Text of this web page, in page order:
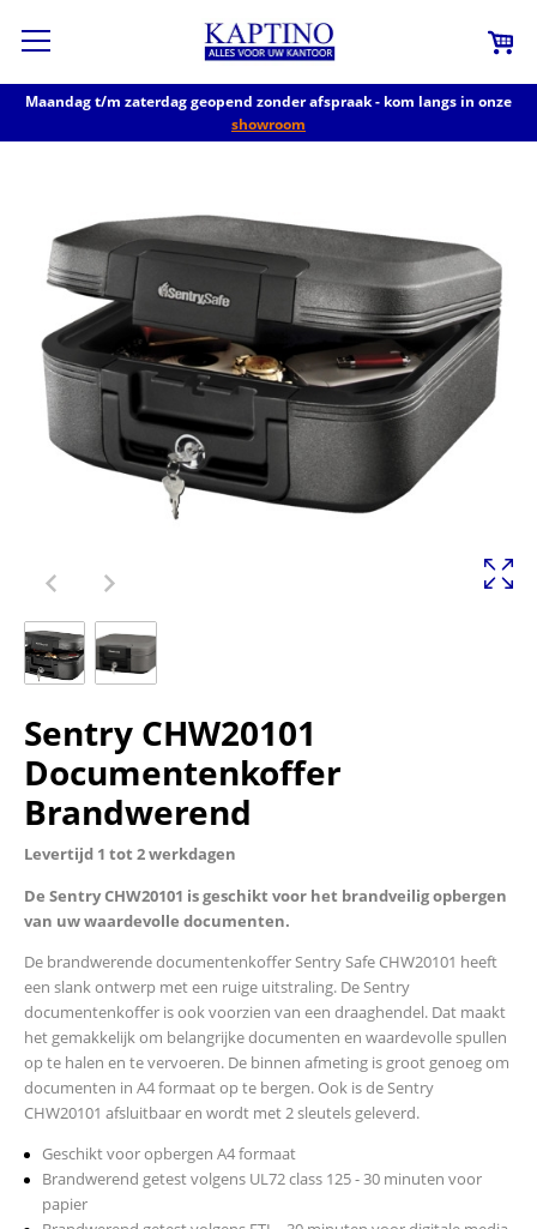
Maandag t/m zaterdag geopend zonder afspraak - kom langs in onze
showroom
Sentry CHW20101
Documentenkoffer
Brandwerend
Levertijd 1 tot 2 werkdagen
De Sentry CHW20101 is geschikt voor het brandveilig opbergen
van uw waardevolle documenten.
De brandwerende documentenkoffer Sentry Safe CHW20101 heeft
een slank ontwerp met een ruige uitstraling. De Sentry
documentenkoffer is ook voorzien van een draaghendel. Dat maakt
het gemakkelijk om belangrijke documenten en waardevolle spullen
op te halen en te vervoeren. De binnen afmeting is groot genoeg om
documenten in A4 formaat op te bergen. Ook is de Sentry
CHW20101 afsluitbaar en wordt met 2 sleutels geleverd.
Geschikt voor opbergen A4 formaat
Brandwerend getest volgens UL72 class 125 - 30 minuten voor
papier